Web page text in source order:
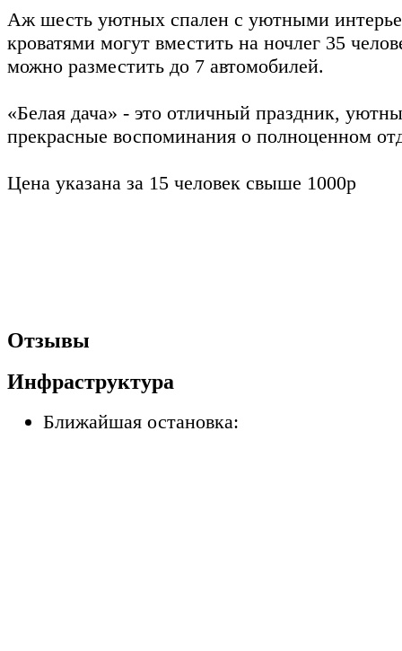
Аж шесть уютных спален с уютными
кроватями могут вместить на ночлег 35
можно разместить до 7 автомобилей.
«Белая дача» - это отличный праздник,
прекрасные воспоминания о полноценном
Цена указана за 15 человек свыше 1000р
Отзывы
Инфраструктура
Ближайшая остановка: